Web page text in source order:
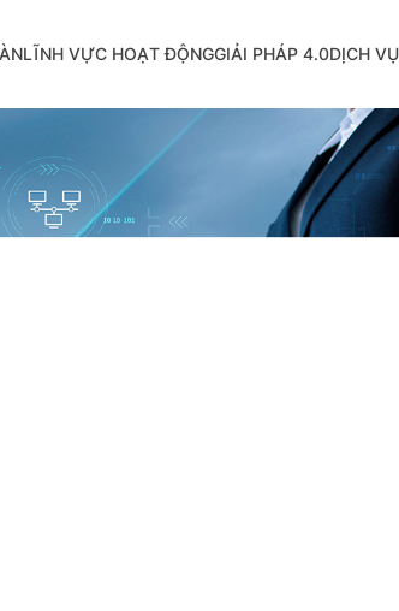
LĨNH VỰC HOẠT ĐỘNGGIẢI PHÁP 4.0DỊCH VỤ